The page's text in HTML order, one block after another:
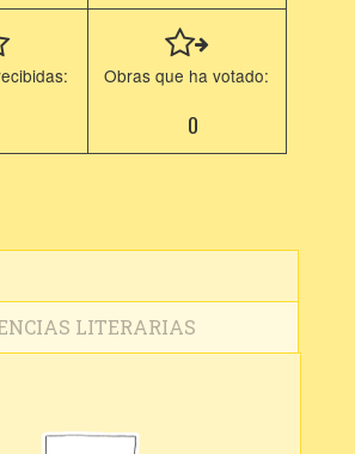
Obras que ha votado:
0
LITERARIAS